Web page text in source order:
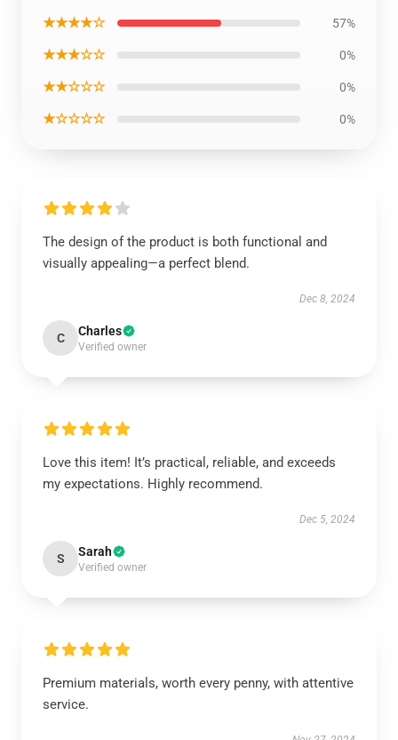
★★★★☆ 57%
★★★☆☆ 0%
★★☆☆☆ 0%
★☆☆☆☆ 0%
The design of the product is both functional and
visually appealing—a perfect blend.
Dec 8, 2024
C Charles
Verified owner
Love this item! It’s practical, reliable, and exceeds
my expectations. Highly recommend.
Dec 5, 2024
S Sarah
Verified owner
Premium materials, worth every penny, with attentive
service.